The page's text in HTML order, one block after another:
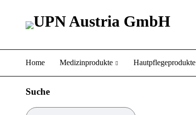
Home Medizinprodukte Hautpflegeprodukte
Suche